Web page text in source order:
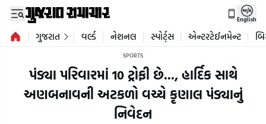
English
ગુજરાત વર્લ્ડ નેશનલ સ્પોર્ટ્સ એન્ટરટેઈનમેન્ટ
SPORTS
પંડ્યા પરિવારમાં 10 ટ્રોફી છે..., હાર્દિક સાથે
અણબનાવની અટકળો વચ્ચે કૃણાલ પંડ્યાનું
નિવેદન